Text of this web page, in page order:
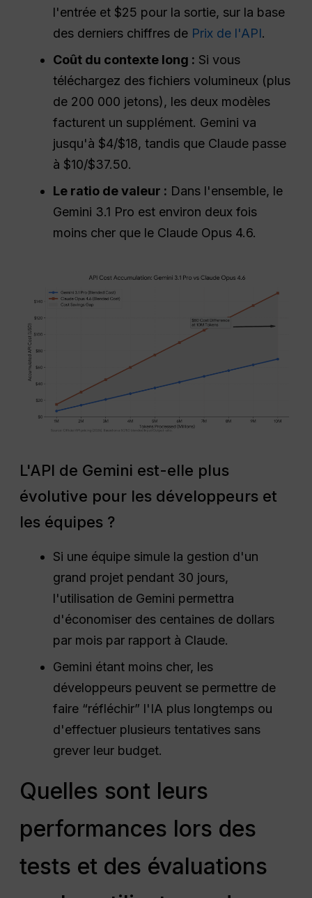
l'entrée et $25 pour la sortie, sur la base
des derniers chiffres de Prix de l'API.
Coût du contexte long : Si vous
téléchargez des fichiers volumineux (plus
de 200 000 jetons), les deux modèles
facturent un supplément. Gemini va
jusqu'à $4/$18, tandis que Claude passe
à $10/$37.50.
Le ratio de valeur : Dans l'ensemble, le
Gemini 3.1 Pro est environ deux fois
moins cher que le Claude Opus 4.6.
L'API de Gemini est-elle plus
évolutive pour les développeurs et
les équipes ?
Si une équipe simule la gestion d'un
grand projet pendant 30 jours,
l'utilisation de Gemini permettra
d'économiser des centaines de dollars
par mois par rapport à Claude.
Gemini étant moins cher, les
développeurs peuvent se permettre de
faire “réfléchir” l'IA plus longtemps ou
d'effectuer plusieurs tentatives sans
grever leur budget.
Quelles sont leurs
performances lors des
tests et des évaluations